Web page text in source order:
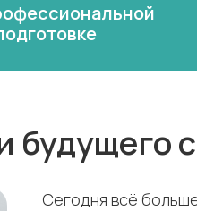
Сегодня всё